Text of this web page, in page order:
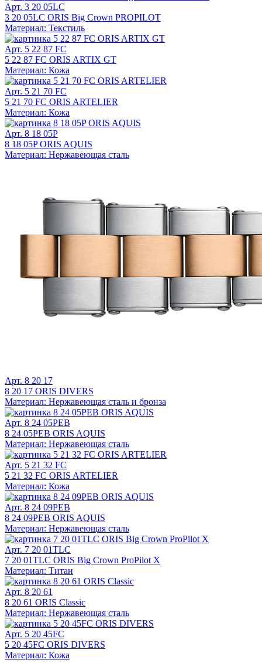
Арт. 3 20 05LC
3 20 05LC ORIS Big Crown PROPILOT
Материал: Текстиль
Арт. 5 22 87 FC
5 22 87 FC ORIS ARTIX GT
Материал: Кожа
Арт. 5 21 70 FC
5 21 70 FC ORIS ARTELIER
Материал: Кожа
Арт. 8 18 05P
8 18 05P ORIS AQUIS
Материал: Нержавеющая сталь
Арт. 8 20 17
8 20 17 ORIS DIVERS
Материал: Нержавеющая сталь и бронза
Арт. 8 24 05PEB
8 24 05PEB ORIS AQUIS
Материал: Нержавеющая сталь
Арт. 5 21 32 FC
5 21 32 FC ORIS ARTELIER
Материал: Кожа
Арт. 8 24 09PEB
8 24 09PEB ORIS AQUIS
Материал: Нержавеющая сталь
Арт. 7 20 01TLC
7 20 01TLC ORIS Big Crown ProPilot X
Материал: Титан
Арт. 8 20 61
8 20 61 ORIS Classic
Материал: Нержавеющая сталь
Арт. 5 20 45FC
5 20 45FC ORIS DIVERS
Материал: Кожа